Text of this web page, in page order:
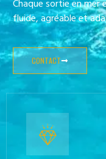
Chaque sortie en
fluide, agréable et
CONTACT